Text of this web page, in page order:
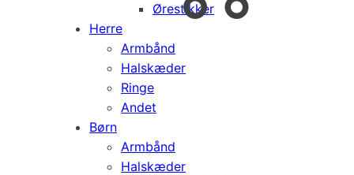
Ørestikker
Herre
Armbånd
Halskæder
Ringe
Andet
Børn
Armbånd
Halskæder